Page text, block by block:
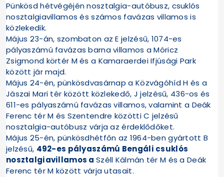
Pünkösd hétvégéjén nosztalgia-autóbusz, csuklós
nosztalgiavillamos és számos favázas villamos is
közlekedik.
Május 23-án, szombaton az E jelzésű, 1074-es
pályaszámú favázas barna villamos a Móricz
Zsigmond körtér M és a Kamaraerdei Ifjúsági Park
között jár majd.
Május 24-én, pünkösdvasárnap a Közvágóhíd H és a
Jászai Mari tér között közlekedő, J jelzésű, 436-os és
611-es pályaszámú favázas villamos, valamint a Deák
Ferenc tér M és Szentendre közötti C jelzésű
nosztalgia-autóbusz várja az érdeklődőket.
Május 25-én, pünkösdhétfőn az 1964-ben gyártott B
jelzésű, 492-es pályaszámú Bengáli csuklós
nosztalgiavillamos aSzéll Kálmán tér M és a Deák
Ferenc tér M között várja utasait.